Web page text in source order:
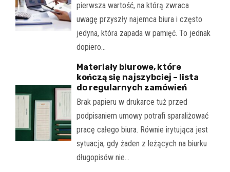
pierwsza wartość, na którą zwraca
uwagę przyszły najemca biura i często
jedyna, która zapada w pamięć. To jednak
dopiero…
Materiały biurowe, które
kończą się najszybciej – lista
do regularnych zamówień
Brak papieru w drukarce tuż przed
podpisaniem umowy potrafi sparaliżować
pracę całego biura. Równie irytująca jest
sytuacja, gdy żaden z leżących na biurku
długopisów nie…